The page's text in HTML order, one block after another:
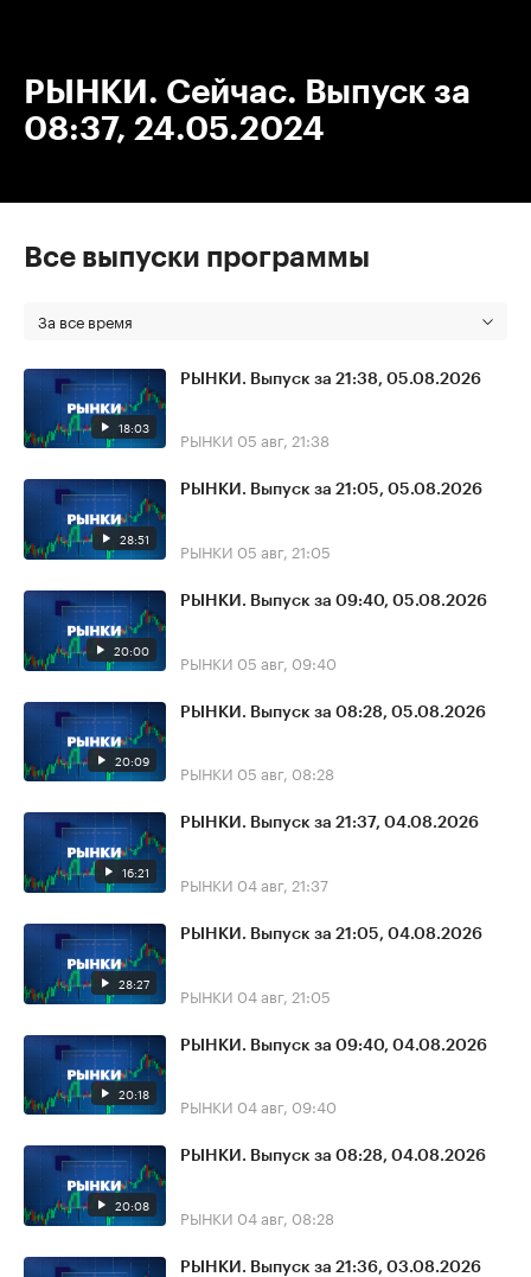
РЫНКИ. Сейчас. Выпуск за
08:37, 24.05.2024
Все выпуски программы
За все время
18:03
РЫНКИ. Выпуск за 21:38, 05.08.2026
РЫНКИ 05 авг, 21:38
28:51
РЫНКИ. Выпуск за 21:05, 05.08.2026
РЫНКИ 05 авг, 21:05
20:00
РЫНКИ. Выпуск за 09:40, 05.08.2026
РЫНКИ 05 авг, 09:40
20:09
РЫНКИ. Выпуск за 08:28, 05.08.2026
РЫНКИ 05 авг, 08:28
16:21
РЫНКИ. Выпуск за 21:37, 04.08.2026
РЫНКИ 04 авг, 21:37
28:27
РЫНКИ. Выпуск за 21:05, 04.08.2026
РЫНКИ 04 авг, 21:05
20:18
РЫНКИ. Выпуск за 09:40, 04.08.2026
РЫНКИ 04 авг, 09:40
20:08
РЫНКИ. Выпуск за 08:28, 04.08.2026
РЫНКИ 04 авг, 08:28
РЫНКИ. Выпуск за 21:36, 03.08.2026